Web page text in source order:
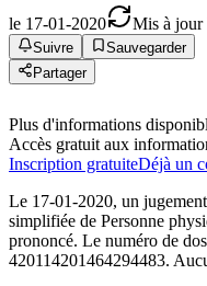
le 17-01-2020
Mis à jour
Suivre
Sauvegarder
Partager
Plus d'informations
Accès gratuit aux
Inscription gratuiteDéjà un
Le 17-01-2020, un
simplifiée de Personne
prononcé. Le numéro de
420114201464294483.